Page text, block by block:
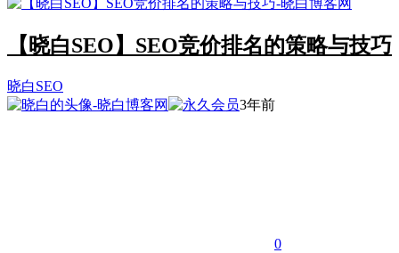
【晓白SEO】SEO竞价排名的策略与技巧
晓白SEO
3年前
0